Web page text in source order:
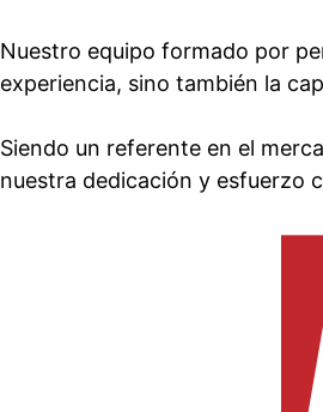
Nuestro equipo formado por
experiencia, sino también la
Siendo un referente en el
nuestra dedicación y esfuerzo